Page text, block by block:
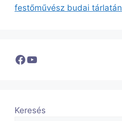
festőművész budai tárlatán
Facebook
YouTube
Keresés